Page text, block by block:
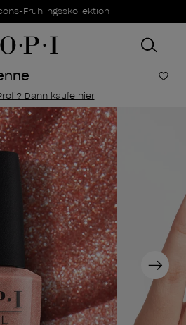
Frühlingsskollektion
Zur
Dann kaufe hier
Next